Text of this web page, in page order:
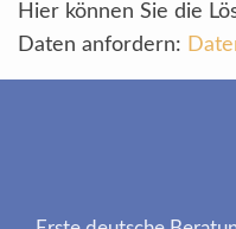
Hier können Sie die
Daten anfordern: